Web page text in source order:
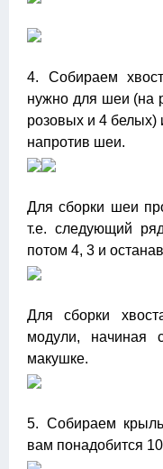
4. Собираем
нужно для шеи (на
розовых и 4 белых)
напротив шеи.
Для сборки шеи
т.е. следующий
потом 4, 3 и
Для сборки
модули,
макушке.
5. Собираем
вам понадобится